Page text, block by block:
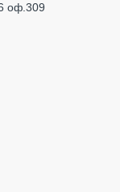
оф.309